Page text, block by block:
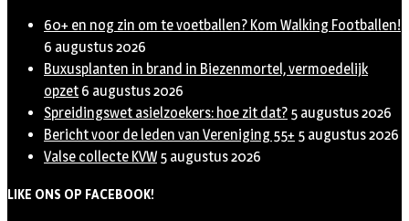
60+ en nog zin om te voetballen? Kom Walking Footballen!
6 augustus 2026
Buxusplanten in brand in Biezenmortel, vermoedelijk
opzet 6 augustus 2026
Spreidingswet asielzoekers: hoe zit dat? 5 augustus 2026
Bericht voor de leden van Vereniging 55+ 5 augustus 2026
Valse collecte KVW 5 augustus 2026
LIKE ONS OP FACEBOOK!